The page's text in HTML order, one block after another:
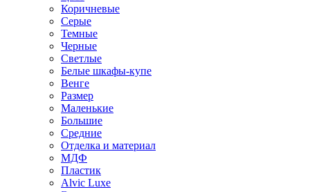
Коричневые
Серые
Темные
Черные
Светлые
Белые шкафы-купе
Венге
Размер
Маленькие
Большие
Средние
Отделка и материал
МДФ
Пластик
Alvic Luxe